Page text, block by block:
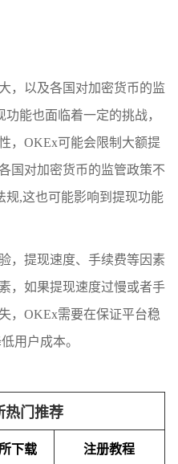
，以及各国对加密货币的监
能也面临着一定的挑战，
，OKEx可能会限制大额提
国对加密货币的监管政策不
规,这也可能影响到提现功能
，提现速度、手续费等因素
，如果提现速度过慢或者手
，OKEx需要在保证平台稳
用户成本。
热门推荐
下载 注册教程